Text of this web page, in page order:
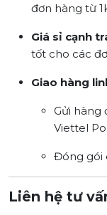
đơn hàng từ
Giá sỉ cạnh
tốt cho các
Giao hàng
Gửi hàng
Viettel
Đóng gói
Liên hệ tư